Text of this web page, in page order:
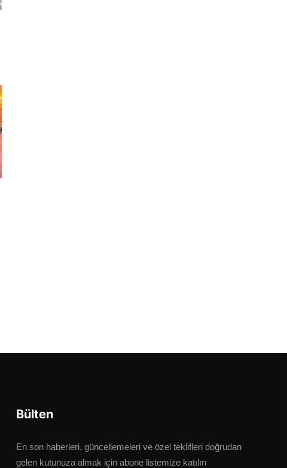
Bülten
En son haberleri, güncellemeleri ve özel teklifleri doğrudan
gelen kutunuza almak için abone listemize katılın